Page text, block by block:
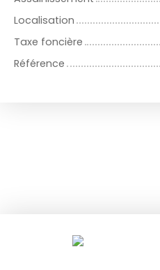
Localisation
Taxe foncière
Référence